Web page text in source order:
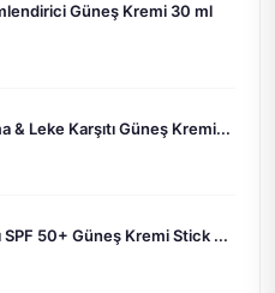
Güneş Kremi 30 ml
& Leke Karşıtı Güneş Kremi...
SPF 50+ Güneş Kremi Stick ...